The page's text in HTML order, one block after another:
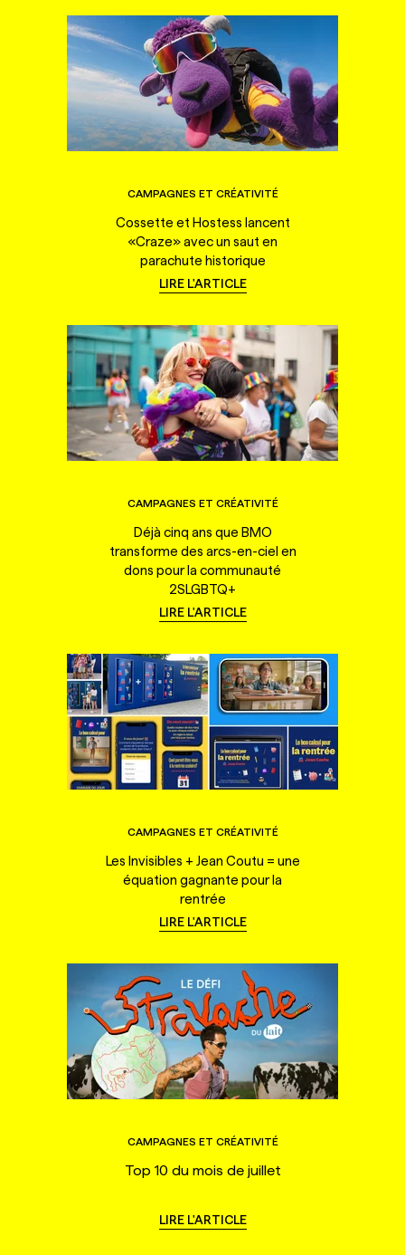
CAMPAGNES ET CRÉATIVITÉ
Cossette et Hostess lancent
«Craze» avec un saut en
parachute historique
LIRE L'ARTICLE
CAMPAGNES ET CRÉATIVITÉ
Déjà cinq ans que BMO
transforme des arcs-en-ciel en
dons pour la communauté
2SLGBTQ+
LIRE L'ARTICLE
CAMPAGNES ET CRÉATIVITÉ
Les Invisibles + Jean Coutu = une
équation gagnante pour la
rentrée
LIRE L'ARTICLE
CAMPAGNES ET CRÉATIVITÉ
Top 10 du mois de juillet
LIRE L'ARTICLE